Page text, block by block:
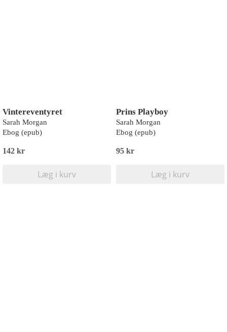
Vintereventyret
Sarah Morgan
Ebog (epub)
142 kr
Læg i kurv
Prins Playboy
Sarah Morgan
Ebog (epub)
95 kr
Læg i kurv